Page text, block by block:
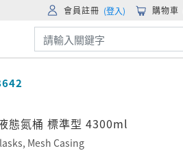
會員註冊 (登入) 購物車
態氮桶 標準型 4300ml
Mesh Casing